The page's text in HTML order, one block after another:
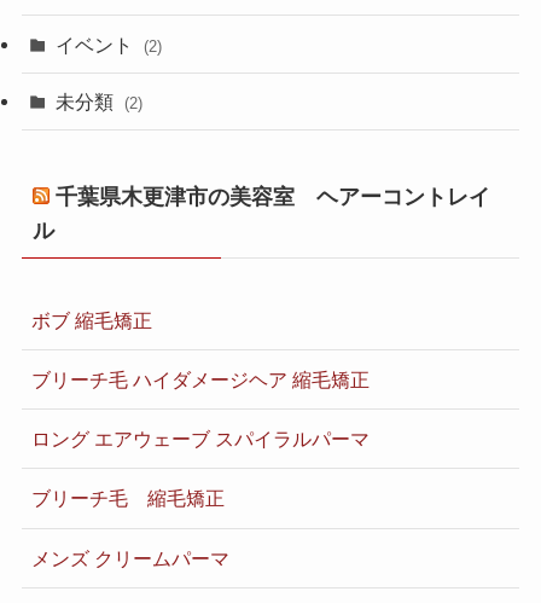
イベント (2)
未分類 (2)
千葉県木更津市の美容室 ヘアーコントレイ
ル
ボブ 縮毛矯正
ブリーチ毛 ハイダメージヘア 縮毛矯正
ロング エアウェーブ スパイラルパーマ
ブリーチ毛 縮毛矯正
メンズ クリームパーマ